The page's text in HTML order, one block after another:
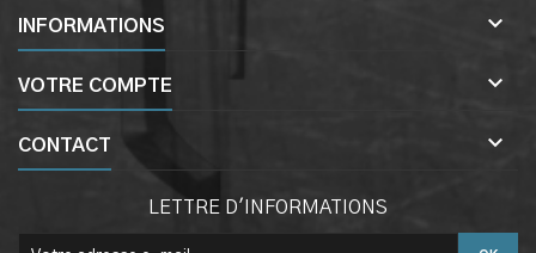
INFORMATIONS 
VOTRE COMPTE 
CONTACT 
LETTRE D'INFORMATIONS